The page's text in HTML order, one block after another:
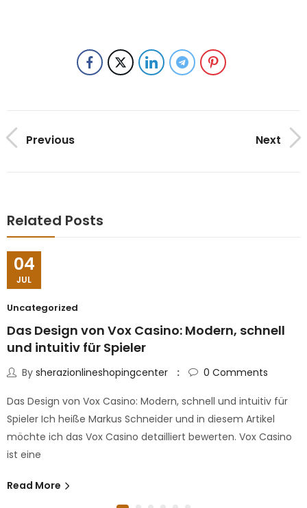
Previous Next
Related Posts
04
JUL
Uncategorized
Das Design von Vox Casino: Modern, schnell
und intuitiv für Spieler
By sherazionlineshopingcenter 0 Comments
Das Design von Vox Casino: Modern, schnell und intuitiv für
Spieler Ich heiße Markus Schneider und in diesem Artikel
möchte ich das Vox Casino detailliert bewerten. Vox Casino
ist eine
Read More